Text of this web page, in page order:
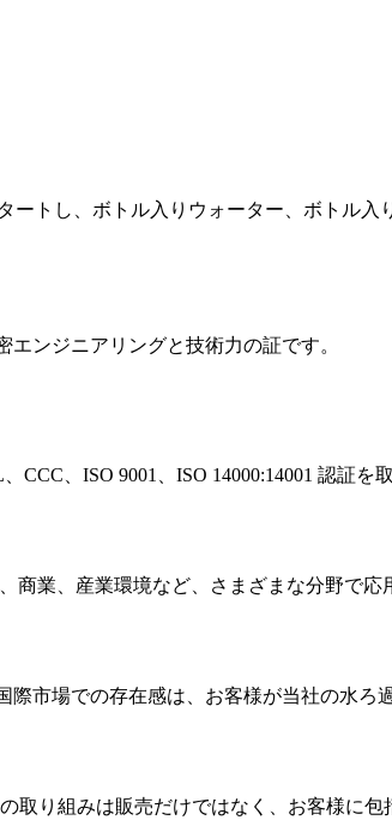
ートし、ボトル入りウォーター、ボトル
ンジニアリングと技術力の証です。
、ISO 9001、ISO 14000:14001 認証を
業、産業環境など、さまざまな分野で応
市場での存在感は、お客様が当社の水ろ
取り組みは販売だけではなく、お客様に包